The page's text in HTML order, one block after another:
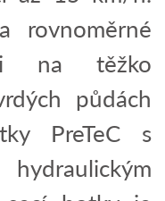
rovnoměrné
i na těžko
půdách
PreTeC s